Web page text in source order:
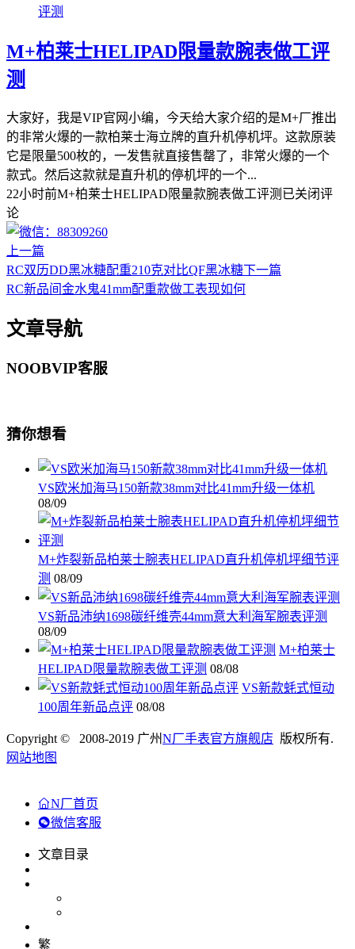
评测
M+柏莱士HELIPAD限量款腕表做工评
测
大家好，我是VIP官网小编，今天给大家介绍的是M+厂推出
的非常火爆的一款柏莱士海立牌的直升机停机坪。这款原装
它是限量500枚的，一发售就直接售罄了，非常火爆的一个
款式。然后这款就是直升机的停机坪的一个...
22小时前M+柏莱士HELIPAD限量款腕表做工评测 已关闭评
论
上一篇
RC双历DD黑冰糖配重210克对比QF黑冰糖下一篇
RC新品间金水鬼41mm配重款做工表现如何
文章导航
NOOBVIP客服
猜你想看
VS欧米加海马150新款38mm对比41mm升级一体机
08/09
M+炸裂新品柏莱士腕表HELIPAD直升机停机坪细节评
测 08/09
VS新品沛纳1698碳纤维壳44mm意大利海军腕表评测
08/09
M+柏莱士
HELIPAD限量款腕表做工评测 08/08
VS新款蚝式恒动
100周年新品点评 08/08
Copyright © 2008-2019 广州N厂手表官方旗舰店 版权所有.
网站地图
N厂首页
微信客服
文章目录
繁